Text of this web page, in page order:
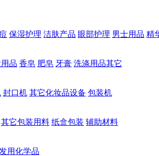
保湿护理 洁肤产品 眼部护理 男士用品 精
品 香皂 肥皂 牙膏 洗涤用品其它
封口机 其它化妆品设备 包装机
其它包装用料 纸盒包装 辅助材料
用化学品